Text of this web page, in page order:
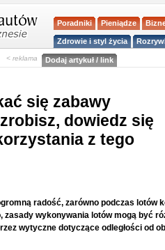
Poradniki Pieniądze
Zdrowie i styl życia
< reklama Dodaj artykuł / link
się zabawy
dowiedz się
z tego
radość, zarówno podczas lotów
wykonywania lotów mogą być
wytyczne dotyczące odległości od